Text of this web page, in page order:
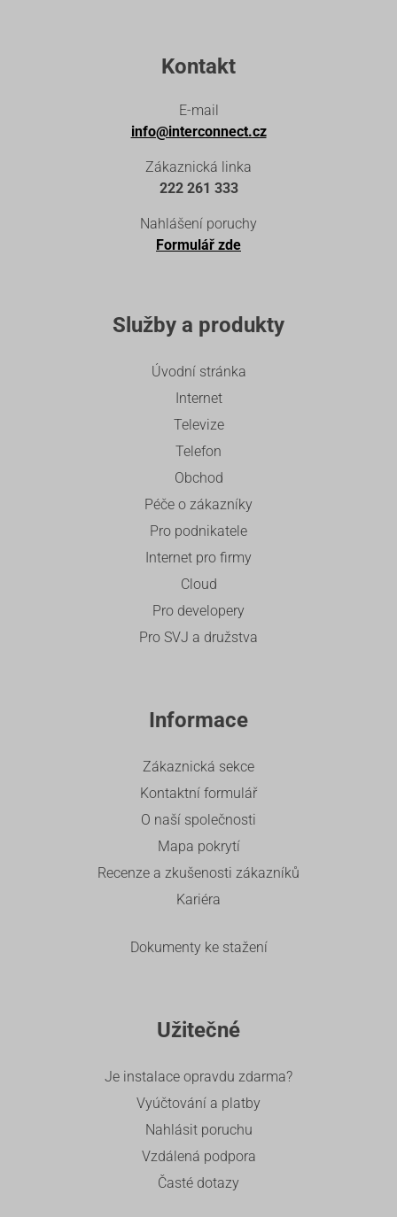
Kontakt
E-mail
info@interconnect.cz
Zákaznická linka
222 261 333
Nahlášení poruchy
Formulář zde
Služby a produkty
Úvodní stránka
Internet
Televize
Telefon
Obchod
Péče o zákazníky
Pro podnikatele
Internet pro firmy
Cloud
Pro developery
Pro SVJ a družstva
Informace
Zákaznická sekce
Kontaktní formulář
O naší společnosti
Mapa pokrytí
Recenze a zkušenosti zákazníků
Kariéra
Dokumenty ke stažení
Užitečné
Je instalace opravdu zdarma?
Vyúčtování a platby
Nahlásit poruchu
Vzdálená podpora
Časté dotazy